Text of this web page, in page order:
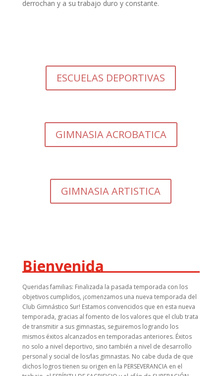
derrochan y a su trabajo duro y constante.
ESCUELAS DEPORTIVAS
GIMNASIA ACROBATICA
GIMNASIA ARTISTICA
Bienvenida
Queridas familias: Finalizada la pasada temporada con los
objetivos cumplidos, ¡comenzamos una nueva temporada del
Club Gimnástico Sur! Estamos convencidos que en esta nueva
temporada, gracias al fomento de los valores que el club trata
de transmitir a sus gimnastas, seguiremos logrando los
mismos éxitos alcanzados en temporadas anteriores. Éxitos
no solo a nivel deportivo, sino también a nivel de desarrollo
personal y social de los/las gimnastas. No cabe duda de que
dichos logros tienen su origen en la PERSEVERANCIA en el